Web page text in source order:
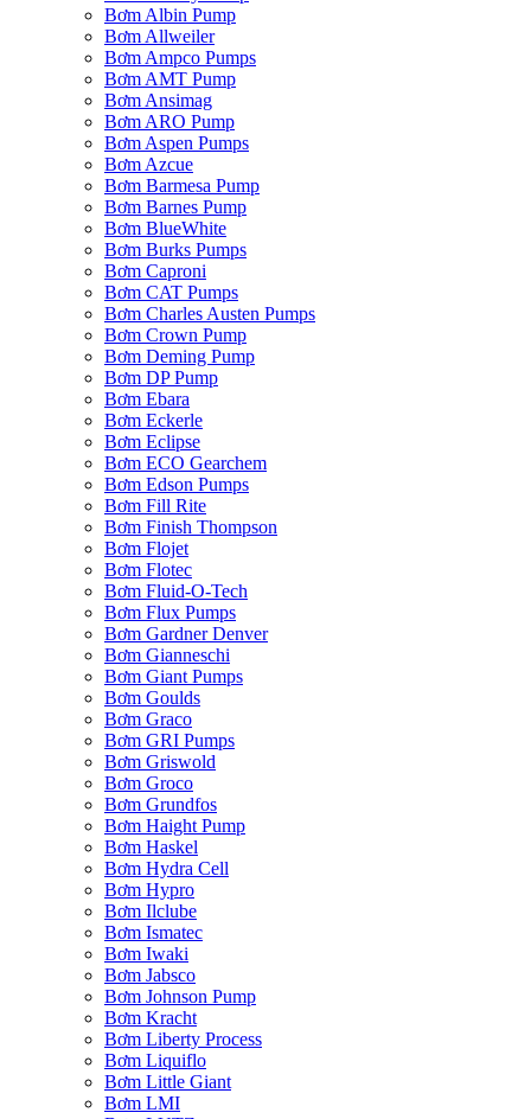
Bơm Albin Pump
Bơm Allweiler
Bơm Ampco Pumps
Bơm AMT Pump
Bơm Ansimag
Bơm ARO Pump
Bơm Aspen Pumps
Bơm Azcue
Bơm Barmesa Pump
Bơm Barnes Pump
Bơm BlueWhite
Bơm Burks Pumps
Bơm Caproni
Bơm CAT Pumps
Bơm Charles Austen Pumps
Bơm Crown Pump
Bơm Deming Pump
Bơm DP Pump
Bơm Ebara
Bơm Eckerle
Bơm Eclipse
Bơm ECO Gearchem
Bơm Edson Pumps
Bơm Fill Rite
Bơm Finish Thompson
Bơm Flojet
Bơm Flotec
Bơm Fluid-O-Tech
Bơm Flux Pumps
Bơm Gardner Denver
Bơm Gianneschi
Bơm Giant Pumps
Bơm Goulds
Bơm Graco
Bơm GRI Pumps
Bơm Griswold
Bơm Groco
Bơm Grundfos
Bơm Haight Pump
Bơm Haskel
Bơm Hydra Cell
Bơm Hypro
Bơm Ilclube
Bơm Ismatec
Bơm Iwaki
Bơm Jabsco
Bơm Johnson Pump
Bơm Kracht
Bơm Liberty Process
Bơm Liquiflo
Bơm Little Giant
Bơm LMI